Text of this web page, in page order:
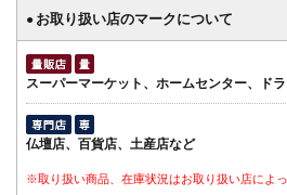
● お取り扱い店のマークについて
スーパーマーケット、ホームセンター、ド
仏壇店、百貨店、土産店など
※取り扱い商品、在庫状況はお取り扱い店によっ